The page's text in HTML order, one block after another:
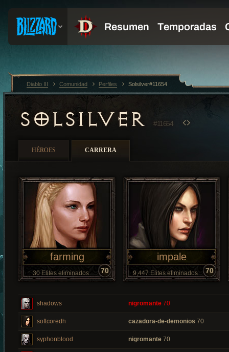
SOLSILVER #11654
HÉROES CARRERA
farming
30 Elites eliminados 70
impale
9,447 Elites eliminados 70
shadows nigromante 70
softcoredh cazadora-de-demonios 70
syphonblood nigromante 70
Diablo III Comunidad Perfiles Solsilver#11654